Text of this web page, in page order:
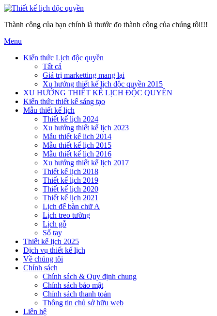
Thành công của bạn chính là thước đo thành công của chúng tôi!!!
Menu
Kiến thức Lịch độc quyền
Tất cả
Giá trị marketting mang lại
Xu hướng thiết kế lịch độc quyền 2015
XU HƯỚNG THIẾT KẾ LỊCH ĐỘC QUYỀN
Kiến thức thiết kế sáng tạo
Mẫu thiết kế lịch
Thiết kế lịch 2024
Xu hướng thiết kế lịch 2023
Mẫu thiết kế lich 2014
Mẫu thiết kế lịch 2015
Mẫu thiết kế lịch 2016
Xu hướng thiết kế lịch 2017
Thiết kế lịch 2018
Thiết kế lịch 2019
Thiết kế lịch 2020
Thiết kế lịch 2021
Lịch để bàn chữ A
Lịch treo tường
Lịch gỗ
Sổ tay
Thiết kế lịch 2025
Dịch vụ thiết kế lịch
Về chúng tôi
Chính sách
Chính sách & Quy định chung
Chính sách bảo mật
Chính sách thanh toán
Thông tin chủ sở hữu web
Liên hệ